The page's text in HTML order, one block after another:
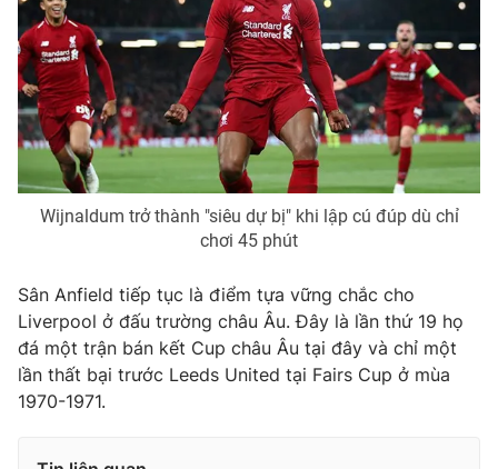
THỜI BÁO VTV
Theo dõi báo trên
Đài Truyền hình Việt Nam
Giấy phép hoạt động báo in và báo điện tử số 483/GP-BTTTT
cấp ngày 29/12/2023
Tổng Biên tập:
Vũ Thanh Thủy
Phó Tổng Biên tập:
Wijnaldum trở thành "siêu dự bị" khi lập cú đúp dù chỉ
chơi 45 phút
Sân Anfield tiếp tục là điểm tựa vững chắc cho
Liverpool ở đấu trường châu Âu. Đây là lần thứ 19 họ
đá một trận bán kết Cup châu Âu tại đây và chỉ một
lần thất bại trước Leeds United tại Fairs Cup ở mùa
1970-1971.